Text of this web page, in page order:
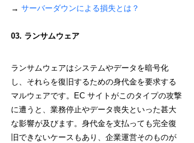
→ サーバーダウンによる損失とは？
03. ランサムウェア
ランサムウェアはシステムやデータを暗号化
し、それらを復旧するための身代金を要求する
マルウェアです。EC サイトがこのタイプの攻撃
に遭うと、業務停止やデータ喪失といった甚大
な影響が及びます。身代金を支払っても完全復
旧できないケースもあり、企業運営そのものが